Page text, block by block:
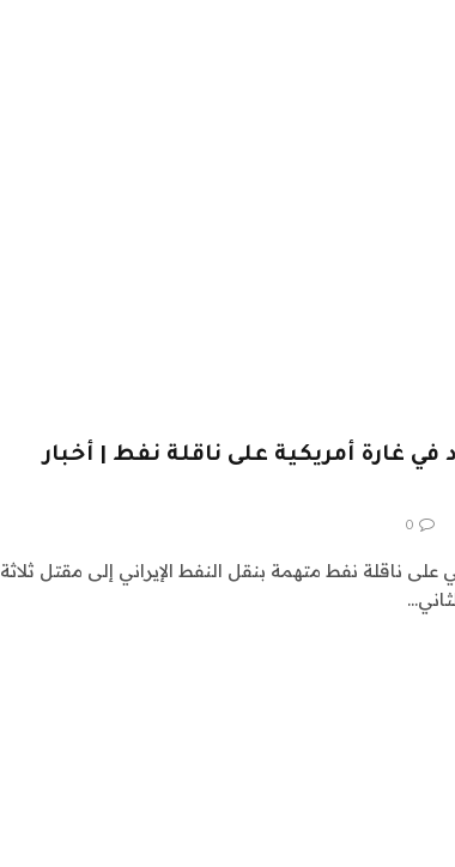
في غارة أمريكية على ناقلة نفط | أخبار
0
على ناقلة نفط متهمة بنقل النفط الإيراني إلى مقتل ثلاثة